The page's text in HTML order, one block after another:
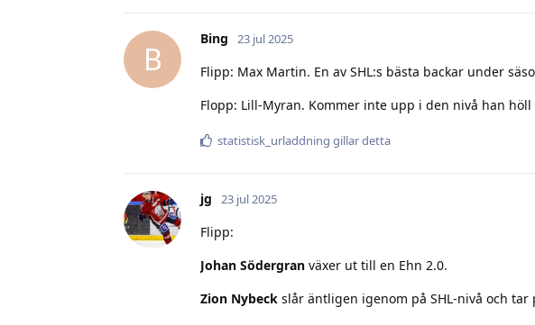
B
Bing 23 jul 2025
Flipp: Max Martin. En av SHL:s bästa backar under
Flopp: Lill-Myran. Kommer inte upp i den nivå han
statistisk_urladdning gillar detta
jg 23 jul 2025
Flipp:
Johan Södergran växer ut till en Ehn 2.0.
Zion Nybeck slår äntligen igenom på SHL-nivå och tar